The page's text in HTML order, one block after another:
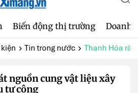
Biến động thị trường Doanh
Tin trong nước Thanh Hóa rà
nguồn cung vật liệu xây
tư công